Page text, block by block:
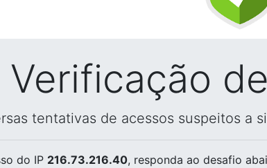
Verificação
tentativas de acessos suspeitos a
do IP 216.73.216.40, responda ao desafio